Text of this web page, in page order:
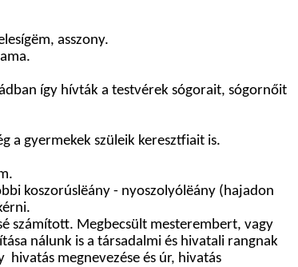
asszony.
így hívták a testvérek sógorait, sógornőit
a gyermekek szüleik keresztfiait is.
koszorúslëány - nyoszolyólëány (hajadon
számított. Megbecsült mesterembert, vagy
nálunk is a társadalmi és hivatali rangnak
hivatás megnevezése és úr, hivatás